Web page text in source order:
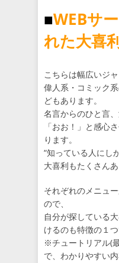
■WEBサ
れた大喜
こちらは幅広いジ
偉人系・コミック
どもあります。
名言からのひと言
「おお！」と感心
ります。
“知っている人にし
大喜利もたくさんあ
それぞれのメニュ
ので、
自分が探している
けるのも特徴の１
※チュートリアル(
で、わかりやすい内